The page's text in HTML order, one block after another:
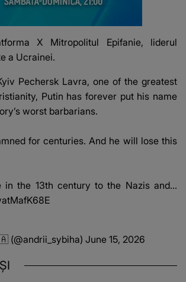
X Mitropolitul Epifanie, liderul
a Ucrainei.
Pechersk Lavra, one of the greatest
Putin has forever put his name
worst barbarians.
for centuries. And he will lose this
in the 13th century to the Nazis and…
(@andrii_sybiha) June 15, 2026